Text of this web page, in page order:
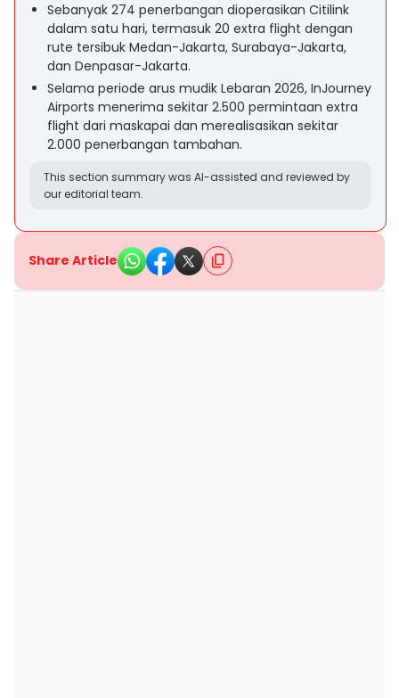
Sebanyak 274 penerbangan dioperasikan Citilink
dalam satu hari, termasuk 20 extra flight dengan
rute tersibuk Medan-Jakarta, Surabaya-Jakarta,
dan Denpasar-Jakarta.
Selama periode arus mudik Lebaran 2026, InJourney
Airports menerima sekitar 2.500 permintaan extra
flight dari maskapai dan merealisasikan sekitar
2.000 penerbangan tambahan.
This section summary was AI-assisted and reviewed by
our editorial team.
Share Article